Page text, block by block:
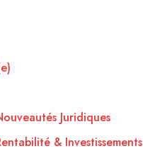
Juridiques
& Investissements